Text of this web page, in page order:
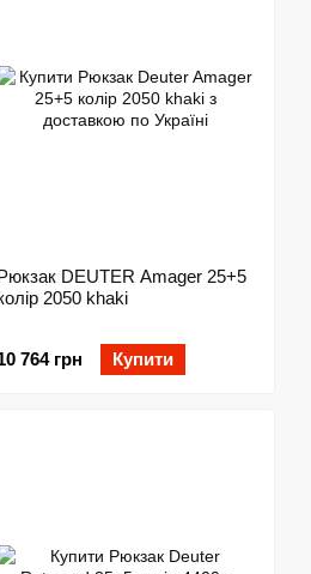
DEUTER Amager 25+5
2050 khaki
764 грн Купити